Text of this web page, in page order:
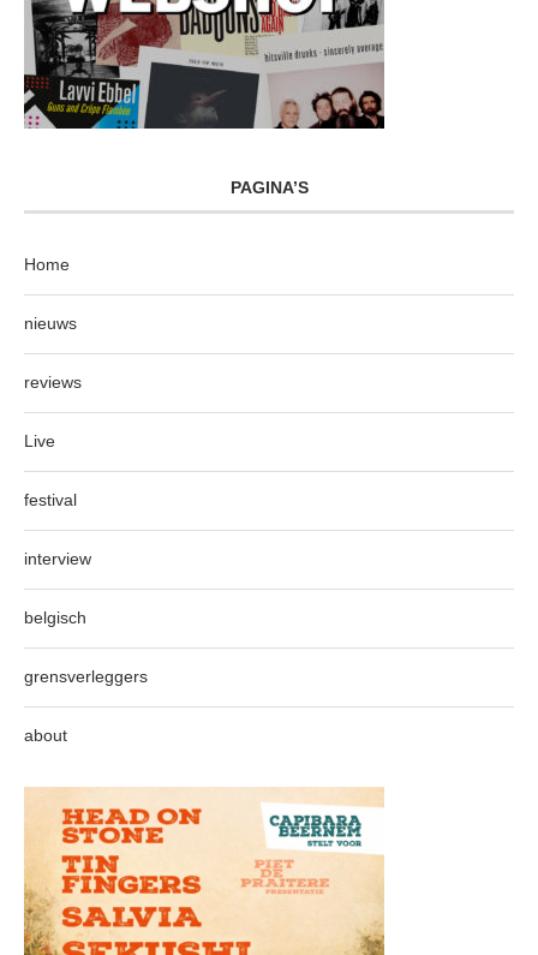
PAGINA’S
Home
nieuws
reviews
Live
festival
interview
belgisch
grensverleggers
about